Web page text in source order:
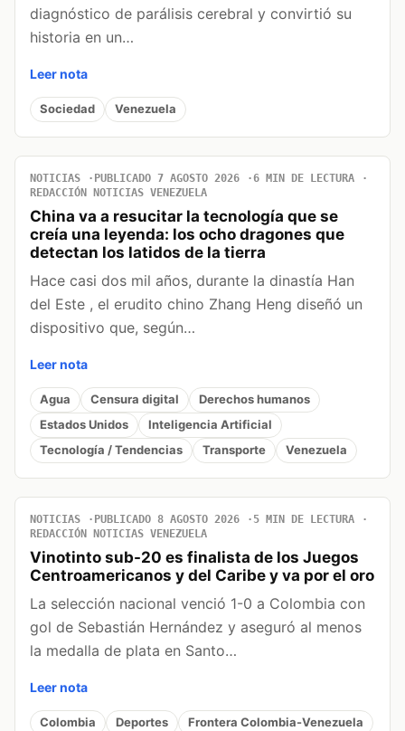
diagnóstico de parálisis cerebral y convirtió su
historia en un…
Leer nota
Sociedad Venezuela
NOTICIAS PUBLICADO 7 AGOSTO 2026
6 MIN DE LECTURA
REDACCIÓN NOTICIAS VENEZUELA
China va a resucitar la tecnología que se
creía una leyenda: los ocho dragones que
detectan los latidos de la tierra
Hace casi dos mil años, durante la dinastía Han
del Este , el erudito chino Zhang Heng diseñó un
dispositivo que, según…
Leer nota
Agua Censura digital
Derechos humanos
Estados Unidos
Inteligencia Artificial
Tecnología / Tendencias
Transporte Venezuela
NOTICIAS PUBLICADO 8 AGOSTO 2026
5 MIN DE LECTURA
REDACCIÓN NOTICIAS VENEZUELA
Vinotinto sub-20 es finalista de los Juegos
Centroamericanos y del Caribe y va por el oro
La selección nacional venció 1-0 a Colombia con
gol de Sebastián Hernández y aseguró al menos
la medalla de plata en Santo…
Leer nota
Colombia Deportes Frontera Colombia-Venezuela